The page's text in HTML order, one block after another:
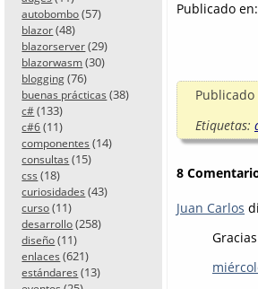
autobombo (57)
blazor (48)
blazorserver (29)
blazorwasm (30)
blogging (76)
buenas prácticas (38)
c# (133)
c#6 (11)
componentes (14)
consultas (15)
css (18)
curiosidades (43)
curso (11)
desarrollo (258)
diseño (11)
enlaces (621)
estándares (13)
Publicado en:
Etiquetas:
8
Juan Carlos